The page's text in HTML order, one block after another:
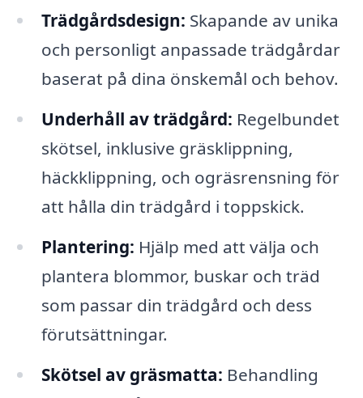
Trädgårdsdesign: Skapande av unika
och personligt anpassade trädgårdar
baserat på dina önskemål och behov.
Underhåll av trädgård: Regelbundet
skötsel, inklusive gräsklippning,
häckklippning, och ogräsrensning för
att hålla din trädgård i toppskick.
Plantering: Hjälp med att välja och
plantera blommor, buskar och träd
som passar din trädgård och dess
förutsättningar.
Skötsel av gräsmatta: Behandling